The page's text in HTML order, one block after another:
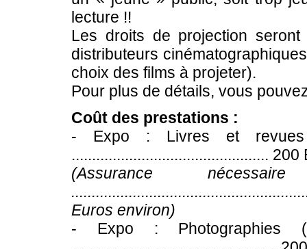
lecture !!
Les droits de projection
distributeurs
choix des films à projeter).
Pour plus de détails, vous
Coût des prestations :
- Expo : Livres et
................................................ 200
(Assurance
Euros environ)
- Expo : Photographies